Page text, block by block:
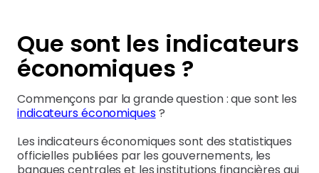
Que sont les indicateurs
économiques ?
Commençons par la grande question : que sont les
indicateurs économiques?
Les indicateurs économiques sont des statistiques
officielles publiées par les gouvernements, les